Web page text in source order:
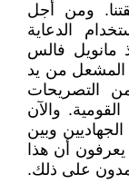
ومن أجل
الدعاية
مانويل فالس
المشعل من يد
التصريحات
والآن
وبين
يعرفون أن هذا
على ذلك.